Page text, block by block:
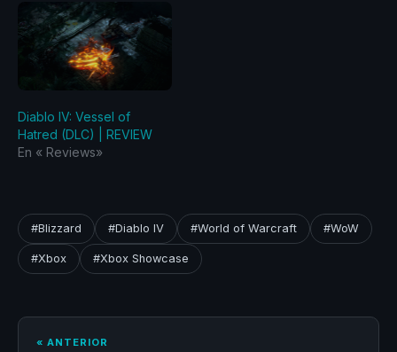
Diablo IV: Vessel of
Hatred (DLC) | REVIEW
En «‎ Reviews‎»
#Blizzard #Diablo IV #World of Warcraft #WoW
#Xbox #Xbox Showcase
« ANTERIOR